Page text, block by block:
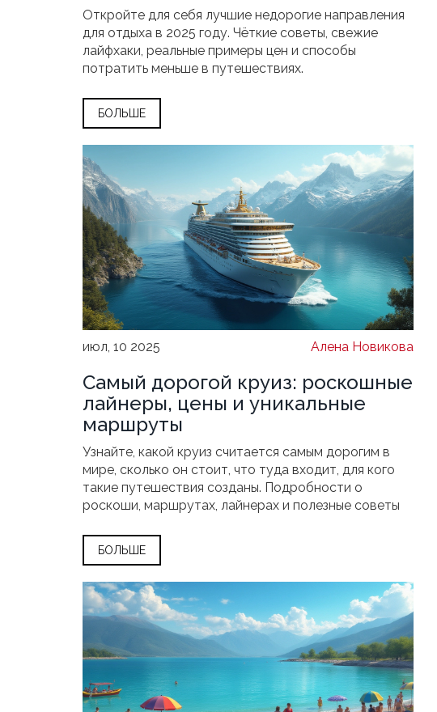
Откройте для себя лучшие недорогие направления
для отдыха в 2025 году. Чёткие советы, свежие
лайфхаки, реальные примеры цен и способы
потратить меньше в путешествиях.
БОЛЬШЕ
июл, 10 2025 Алена Новикова
Самый дорогой круиз: роскошные
лайнеры, цены и уникальные
маршруты
Узнайте, какой круиз считается самым дорогим в
мире, сколько он стоит, что туда входит, для кого
такие путешествия созданы. Подробности о
роскоши, маршрутах, лайнерах и полезные советы
БОЛЬШЕ